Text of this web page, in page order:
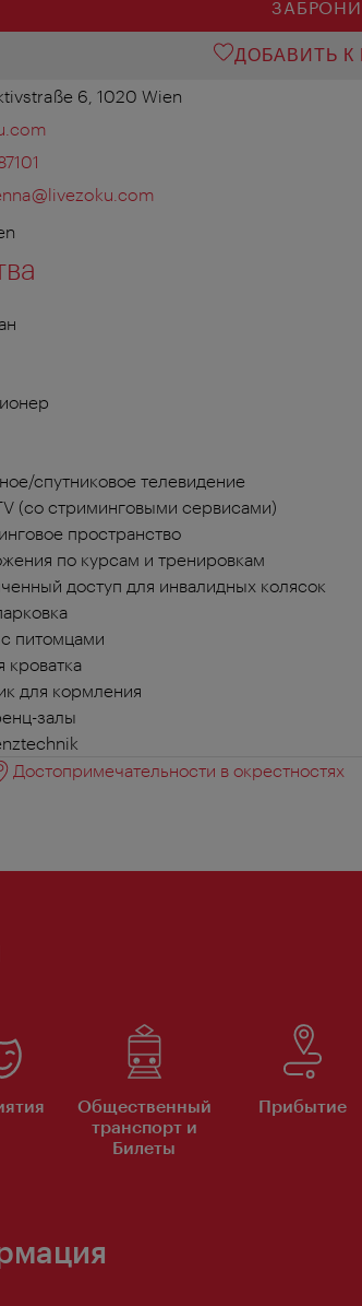
ДОБАВИТЬ
6, 1020 Wien
спутниковое телевидение
(со стриминговыми сервисами)
пространство
по курсам и тренировкам
доступ для инвалидных колясок
питомцами
кроватка
для кормления
залы
Достопримечательности в окрестностях
Общественный
транспорт и
Билеты
Прибытие